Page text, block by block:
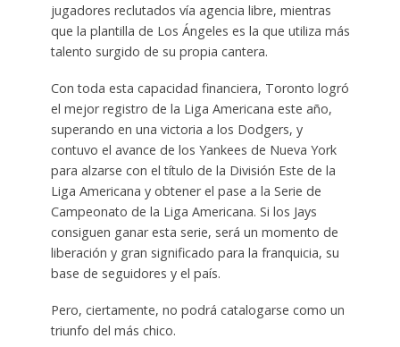
jugadores reclutados vía agencia libre, mientras
que la plantilla de Los Ángeles es la que utiliza más
talento surgido de su propia cantera.
Con toda esta capacidad financiera, Toronto logró
el mejor registro de la Liga Americana este año,
superando en una victoria a los Dodgers, y
contuvo el avance de los Yankees de Nueva York
para alzarse con el título de la División Este de la
Liga Americana y obtener el pase a la Serie de
Campeonato de la Liga Americana. Si los Jays
consiguen ganar esta serie, será un momento de
liberación y gran significado para la franquicia, su
base de seguidores y el país.
Pero, ciertamente, no podrá catalogarse como un
triunfo del más chico.